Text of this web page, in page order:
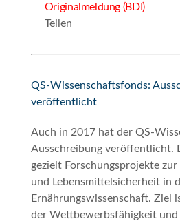
Originalmeldung (BDI)
Teilen
QS-Wissenschaftsfonds:
veröffentlicht
Auch in 2017 hat der QS-
Ausschreibung veröffentlicht.
gezielt Forschungsprojekte
und Lebensmittelsicherheit in
Ernährungswissenschaft. Ziel
der Wettbewerbsfähigkeit und